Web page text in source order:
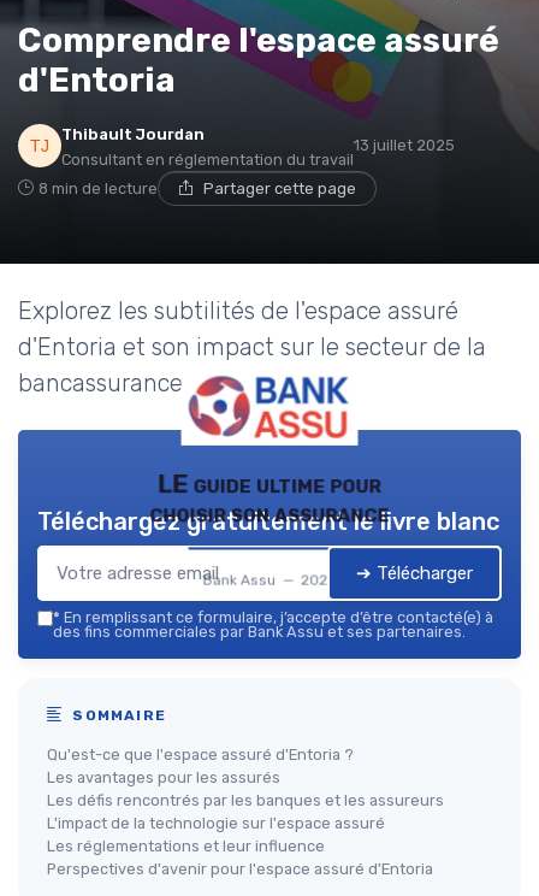
Comprendre l'espace assuré
d'Entoria
Thibault Jourdan
Consultant en réglementation du travail
13 juillet 2025
8 min de lecture Partager cette page
Explorez les subtilités de l'espace assuré
d'Entoria et son impact sur le secteur de la
bancassurance.
LE guide ultime pour
choisir son assurance
Bank Assu — 2026
Téléchargez gratuitement le livre blanc
➔ Télécharger
* En remplissant ce formulaire, j’accepte d’être contacté(e) à
des fins commerciales par Bank Assu et ses partenaires.
SOMMAIRE
Qu'est-ce que l'espace assuré d'Entoria ?
Les avantages pour les assurés
Les défis rencontrés par les banques et les assureurs
L'impact de la technologie sur l'espace assuré
Les réglementations et leur influence
Perspectives d'avenir pour l'espace assuré d'Entoria